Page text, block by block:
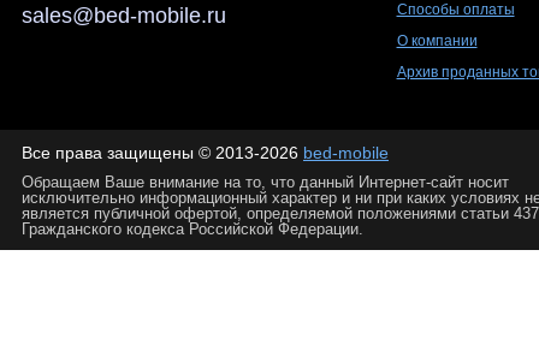
sales@bed-mobile.ru
Способы оплаты
О компании
Архив проданных
Все права защищены © 2013-2026 bed-mobile
Обращаем Ваше внимание на то, что данный Интернет-сайт носит
исключительно информационный характер и ни при каких условиях
является публичной офертой, определяемой положениями статьи 437
Гражданского кодекса Российской Федерации.